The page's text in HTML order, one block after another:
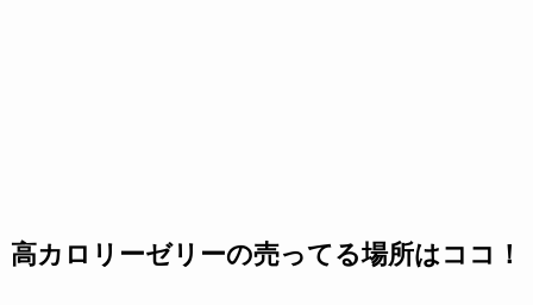
高カロリーゼリーの売ってる場所はココ！